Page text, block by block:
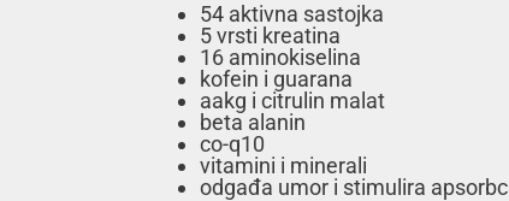
54 aktivna sastojka
5 vrsti kreatina
16 aminokiselina
kofein i guarana
aakg i citrulin malat
beta alanin
co-q10
vitamini i minerali
odgađa umor i stimulira